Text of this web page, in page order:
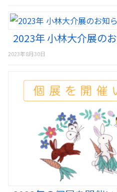
2023年 小林大介展の
2023年8月30日